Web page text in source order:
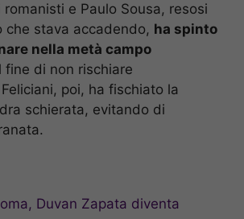
e Paulo Sousa, resosi
che stava accadendo, ha spinto
nella metà campo
fine di non rischiare
poi, ha fischiato la
schierata, evitando di
Duvan Zapata diventa